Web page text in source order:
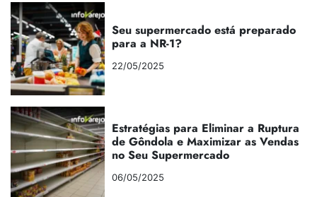
Seu supermercado está preparado
para a NR-1?
22/05/2025
Estratégias para Eliminar a Ruptura
de Gôndola e Maximizar as Vendas
no Seu Supermercado
06/05/2025